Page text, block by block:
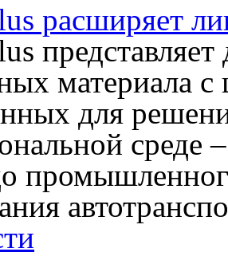
расширяет
материала
для
среде